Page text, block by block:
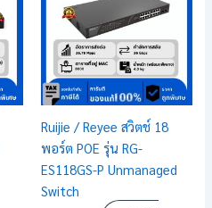
Ruijie / Reyee สวิตช์ 18
พอร์ต POE รุ่น RG-
ES118GS-P Unmanaged
Switch